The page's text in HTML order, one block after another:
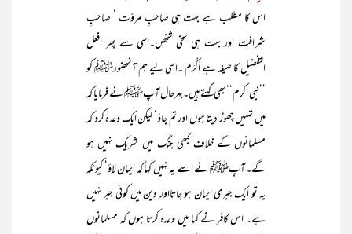
اس کا مطلب ہے بہت ہی صاحبِ مروّت ‘ صاحبِ
شرافت اور بہت ہی سخی شخص۔اسی سے پھر افعل
التفضیل کا صیغہ ہے اَکْرَم ۔اسی لیے ہم آنحضورﷺ کو
’’نبی اکرم‘‘ بھی کہتے ہیں۔بہرحال آپﷺ نے فرمایا کہ
میں تمہیں چھوڑ دیتا ہوں اور تم جاؤ‘ لیکن ایک وعدہ کرو کہ
مسلمانوں کے خلاف کبھی جنگ میں شریک نہیں ہو
گے۔ آپﷺ نے اسے یہ نہیں کہا کہ ایمان لاؤ‘ کیونکہ
یہ تو ایک جبری ایمان ہو جاتااور دین میں کوئی جبر نہیں
ہے۔ اس کافر نے کہا میں وعدہ کرتا ہوں کہ مسلمانوں